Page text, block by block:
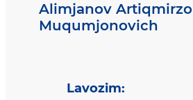
Alimjanov Artiqmirzo
Muqumjonovich
Lavozim: